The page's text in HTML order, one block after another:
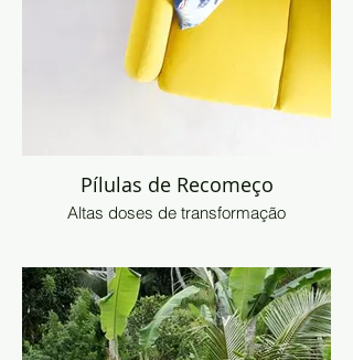
Pílulas de Recomeço
Altas doses de transformação